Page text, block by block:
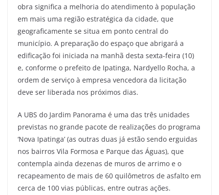
obra significa a melhoria do atendimento à população
em mais uma região estratégica da cidade, que
geograficamente se situa em ponto central do
município. A preparação do espaço que abrigará a
edificação foi iniciada na manhã desta sexta-feira (10)
e, conforme o prefeito de Ipatinga, Nardyello Rocha, a
ordem de serviço à empresa vencedora da licitação
deve ser liberada nos próximos dias.
A UBS do Jardim Panorama é uma das três unidades
previstas no grande pacote de realizações do programa
‘Nova Ipatinga’ (as outras duas já estão sendo erguidas
nos bairros Vila Formosa e Parque das Águas), que
contempla ainda dezenas de muros de arrimo e o
recapeamento de mais de 60 quilômetros de asfalto em
cerca de 100 vias públicas, entre outras ações.